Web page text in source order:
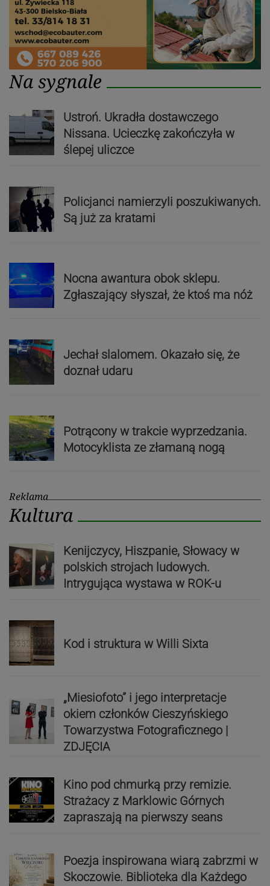
Na sygnale
Ustroń. Ukradła dostawczego
Nissana. Ucieczkę zakończyła w
ślepej uliczce
Policjanci namierzyli poszukiwanych.
Są już za kratami
Nocna awantura obok sklepu.
Zgłaszający słyszał, że ktoś ma nóż
Jechał slalomem. Okazało się, że
doznał udaru
Potrącony w trakcie wyprzedzania.
Motocyklista ze złamaną nogą
Reklama
Kultura
Kenijczycy, Hiszpanie, Słowacy w
polskich strojach ludowych.
Intrygująca wystawa w ROK-u
Kod i struktura w Willi Sixta
„Miesiofoto” i jego interpretacje
okiem członków Cieszyńskiego
Towarzystwa Fotograficznego |
ZDJĘCIA
Kino pod chmurką przy remizie.
Strażacy z Marklowic Górnych
zapraszają na pierwszy seans
Poezja inspirowana wiarą zabrzmi w
Skoczowie. Biblioteka dla Każdego